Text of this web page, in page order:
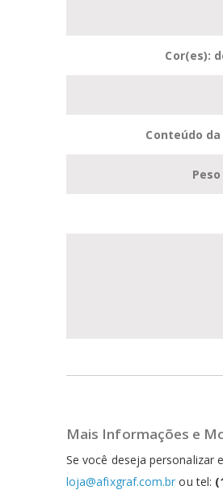
Cor(es):
Conteúdo
Mais Informações e
Se você deseja
loja@afixgraf.com.br ou tel: